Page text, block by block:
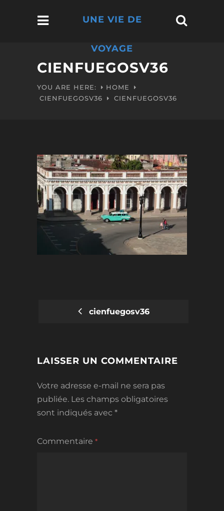
UNE VIE DE
VOYAGE
CIENFUEGOSV36
YOU ARE HERE:
HOME
CIENFUEGOSV36
CIENFUEGOSV36
cienfuegosv36
LAISSER UN COMMENTAIRE
Votre adresse e-mail ne sera pas
publiée. Les champs obligatoires
sont indiqués avec *
Commentaire *